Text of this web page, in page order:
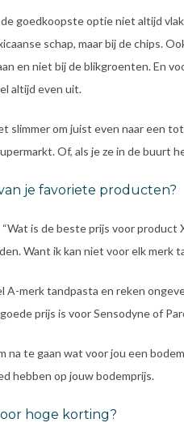
goedkoopste optie niet altijd
schap, maar bij de chips.
en niet bij de blikgroenten. En
altijd even uit.
slimmer om juist even naar een
Of, als je ze in de buurt
je favoriete producten?
is de beste prijs voor product
Want ik kan niet voor elk merk
A-merk tandpasta en reken
prijs is voor Sensodyne of
na te gaan wat voor jou een
hebben op jouw bodemprijs.
hoge korting?